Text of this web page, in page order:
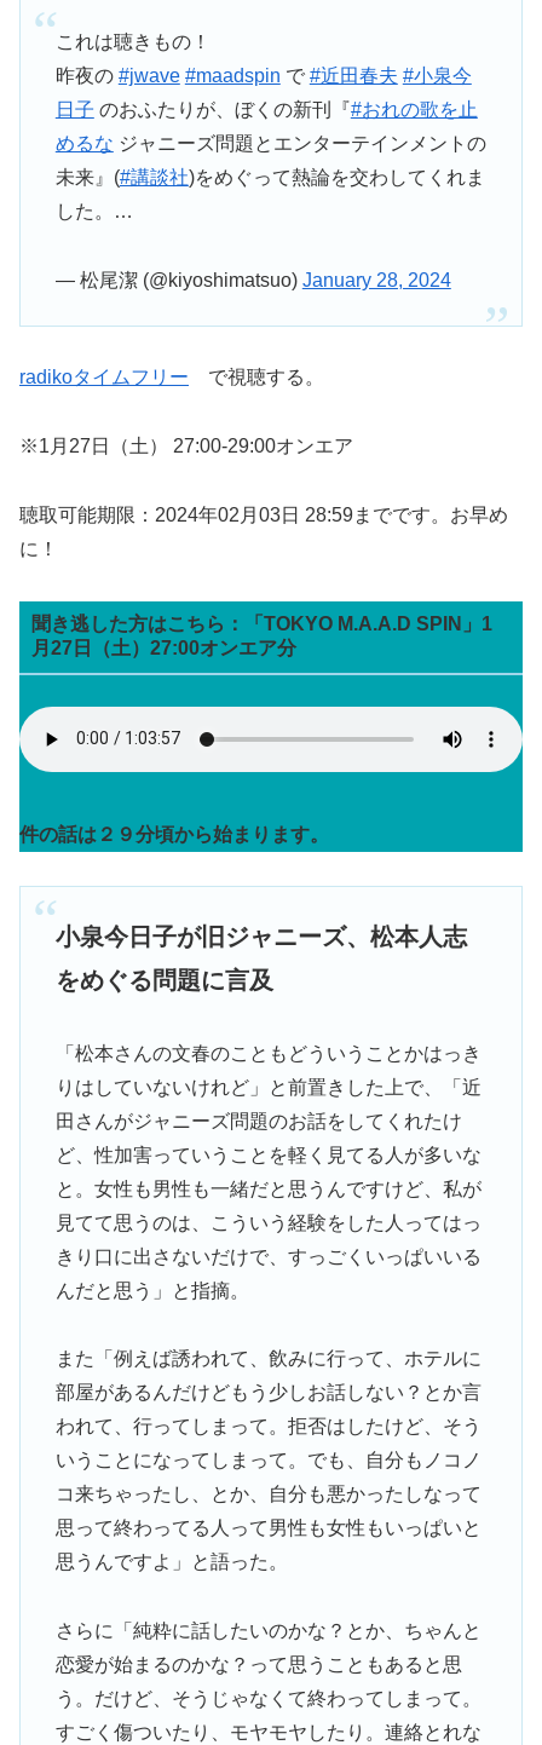
これは聴きもの！
昨夜の #jwave #maadspin で #近田春夫 #小泉今
日子 のおふたりが、ぼくの新刊『#おれの歌を止
めるな ジャニーズ問題とエンターテインメントの
未来』(#講談社)をめぐって熱論を交わしてくれま
した。…
— 松尾潔 (@kiyoshimatsuo) January 28, 2024
radikoタイムフリー で視聴する。
※1月27日（土） 27:00-29:00オンエア
聴取可能期限：2024年02月03日 28:59までです。お早め
に！
聞き逃した方はこちら：「TOKYO M.A.A.D SPIN」1
月27日（土）27:00オンエア分
件の話は２９分頃から始まります。
小泉今日子が旧ジャニーズ、松本人志
をめぐる問題に言及
「松本さんの文春のこともどういうことかはっき
りはしていないけれど」と前置きした上で、「近
田さんがジャニーズ問題のお話をしてくれたけ
ど、性加害っていうことを軽く見てる人が多いな
と。女性も男性も一緒だと思うんですけど、私が
見てて思うのは、こういう経験をした人ってはっ
きり口に出さないだけで、すっごくいっぱいいる
んだと思う」と指摘。
また「例えば誘われて、飲みに行って、ホテルに
部屋があるんだけどもう少しお話しない？とか言
われて、行ってしまって。拒否はしたけど、そう
いうことになってしまって。でも、自分もノコノ
コ来ちゃったし、とか、自分も悪かったしなって
思って終わってる人って男性も女性もいっぱいと
思うんですよ」と語った。
さらに「純粋に話したいのかな？とか、ちゃんと
恋愛が始まるのかな？って思うこともあると思
う。だけど、そうじゃなくて終わってしまって。
すごく傷ついたり、モヤモヤしたり。連絡とれな